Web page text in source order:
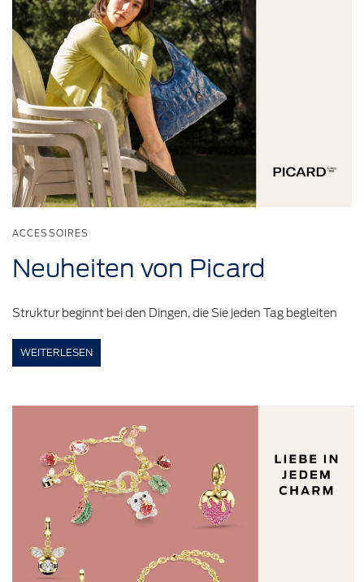
ACCESSOIRES
Neuheiten von Picard
Struktur beginnt bei den Dingen, die Sie jeden Tag begleiten
WEITERLESEN